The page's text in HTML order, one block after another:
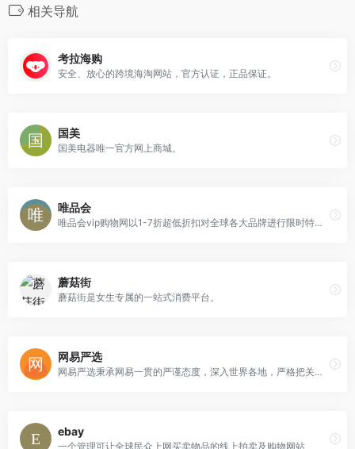
相关导航
考拉海购
安全、放心的跨境海淘网站，官方认证，正品保证。
国美
国美电器唯一官方网上商城。
唯品会
唯品会vip购物网以1-7折超低折扣对全球各大品牌进行限时特卖，商品囊括服装、化妆品、家居、奢侈品等上千品牌。
蘑菇街
蘑菇街是女生专属的一站式消费平台。
网易严选
网易严选秉承网易一贯的严谨态度，深入世界各地，严格把关所有商品的产地、工艺、原材料，甄选居家、厨房、饮食等各类商品，力求给你最优质的商品。
ebay
一个管理可让全球民众上网买卖物品的线上拍卖及购物网站